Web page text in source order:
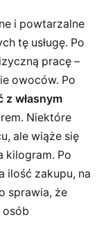
i powtarzalne
tę usługę. Po
pracę –
owoców. Po
z własnym
Niektóre
ale wiąże się
kilogram. Po
ilość zakupu, na
sprawia, że
osób